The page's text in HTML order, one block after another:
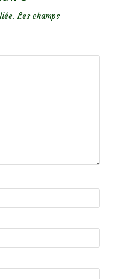
Les champs